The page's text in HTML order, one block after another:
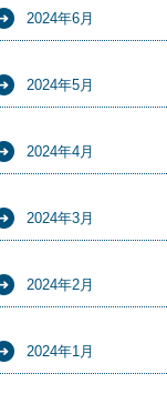
2024年6月
2024年5月
2024年4月
2024年3月
2024年2月
2024年1月